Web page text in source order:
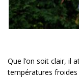
Que l’on soit clair, il
températures